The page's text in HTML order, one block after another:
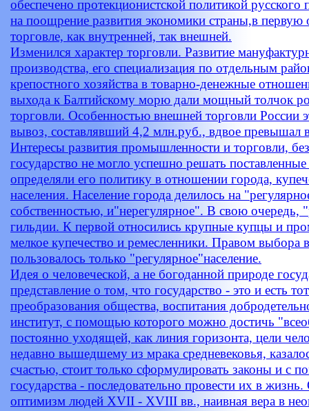
обеспечено протекционистской политикой русского
на поощрение развития экономики страны,в
торговле, как внутренней, так внешней.
Изменился характер торговли. Развитие
производства, его специализация по отдельным
крепостного хозяйства в товарно-денежные
выхода к Балтийскому морю дали мощный толчок
торговли. Особенностью внешней торговли России
вывоз, составлявший 4,2 млн.руб., вдвое превышал
Интересы развития промышленности и торговли,
государство не могло успешно решать
определяли его политику в отношении города,
населения. Население города делилось на
собственностью, и"нерегулярное". В свою очередь,
гильдии. К первой относились крупные купцы и
мелкое купечество и ремесленники. Правом выбора
пользовалось только "регулярное"население.
Идея о человеческой, а не богоданной природе
представление о том, что государство - это и есть
преобразования общества, воспитания
институт, с помощью которого можно достичь
постоянно уходящей, как линия горизонта, цели
недавно вышедшему из мрака средневековья,
счастью, стоит только сформулировать законы и с
государства - последовательно провести их в
оптимизм людей XVII - XVIII вв., наивная вера в